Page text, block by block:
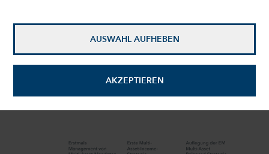
AUSWAHL AUFHEBEN
AKZEPTIEREN
50 Jahre Erfahrung mit Multi-Asset-